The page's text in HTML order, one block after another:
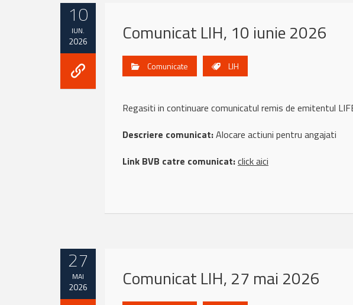
10
IUN.
2026 Comunicat LIH, 10 iunie 2026
Comunicate LIH
Regasiti in continuare comunicatul remis de emitentul
Descriere comunicat:Alocare actiuni pentru angajati
Link BVB catre comunicat:click aici
27
MAI
2026 Comunicat LIH, 27 mai 2026